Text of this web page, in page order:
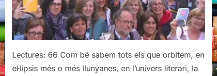
berenar
literari
de
la
El
Cucut
Lectures: 66 Com bé sabem tots els que orbitem, en
el·lipsis més o més llunyanes, en l’univers literari, la